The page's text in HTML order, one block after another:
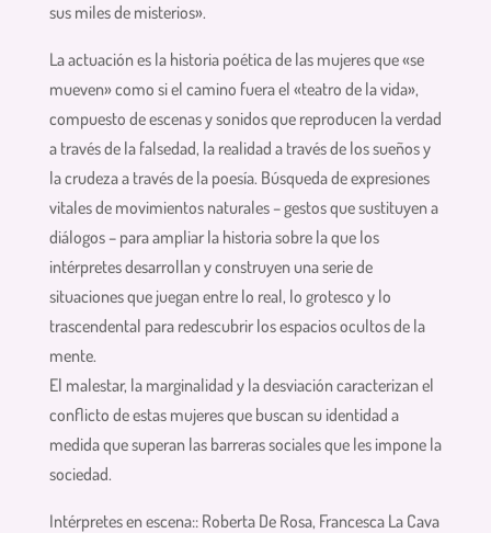
sus miles de misterios».
La actuación es la historia poética de las mujeres que «se
mueven» como si el camino fuera el «teatro de la vida»,
compuesto de escenas y sonidos que reproducen la verdad
a través de la falsedad, la realidad a través de los sueños y
la crudeza a través de la poesía. Búsqueda de expresiones
vitales de movimientos naturales – gestos que sustituyen a
diálogos – para ampliar la historia sobre la que los
intérpretes desarrollan y construyen una serie de
situaciones que juegan entre lo real, lo grotesco y lo
trascendental para redescubrir los espacios ocultos de la
mente.
El malestar, la marginalidad y la desviación caracterizan el
conflicto de estas mujeres que buscan su identidad a
medida que superan las barreras sociales que les impone la
sociedad.
Intérpretes en escena:: Roberta De Rosa, Francesca La Cava